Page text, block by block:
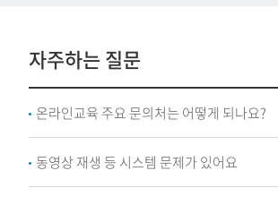
자주하는 질문
온라인교육 주요 문의처는 어떻게 되나요?
동영상 재생 등 시스템 문제가 있어요